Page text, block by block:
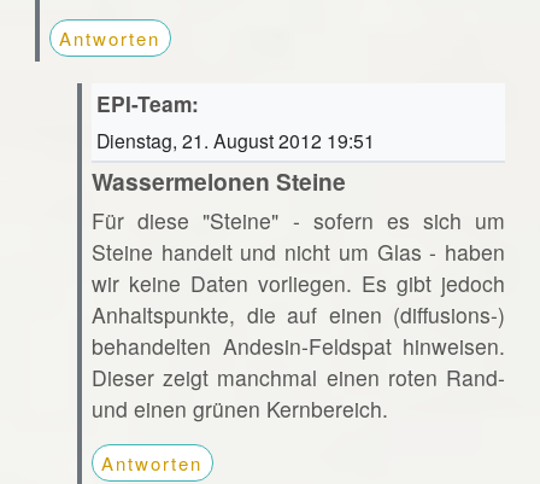
Antworten
EPI-Team:
Dienstag, 21. August 2012 19:51
Wassermelonen Steine
Für diese "Steine" - sofern es sich um
Steine handelt und nicht um Glas - haben
wir keine Daten vorliegen. Es gibt jedoch
Anhaltspunkte, die auf einen (diffusions-)
behandelten Andesin-Feldspat hinweisen.
Dieser zeigt manchmal einen roten Rand-
und einen grünen Kernbereich.
Antworten